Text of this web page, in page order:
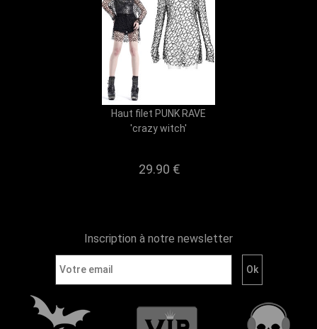
Haut filet PUNK RAVE
'crazy witch'
29.90 €
Inscription à notre newsletter